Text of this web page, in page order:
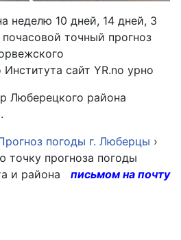
неделю 10 дней, 14 дней, 3
почасовой точный прогноз
сайт YR.no урно
Люберецкого района
погоды г. Люберцы ›
прогноза погоды
и района
письмом на почту